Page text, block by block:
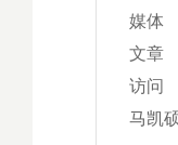
媒体
文章
访问
马凯